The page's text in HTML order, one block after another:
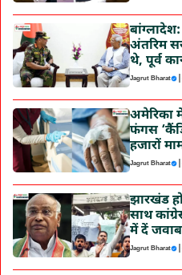
अंतरिम
थे, पूर्व
Jagrut Bharat |
अमेरिका
फंगस
हजारों
Jagrut Bharat |
झारखंड
साथ
में दें जवाब
Jagrut Bharat |